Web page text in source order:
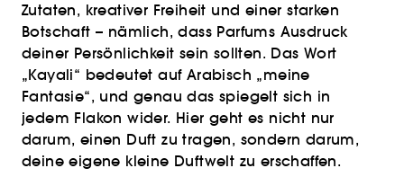
Zutaten, kreativer Freiheit und einer starken
Botschaft – nämlich, dass Parfums Ausdruck
deiner Persönlichkeit sein sollten. Das Wort
„Kayali“ bedeutet auf Arabisch „meine
Fantasie“, und genau das spiegelt sich in
jedem Flakon wider. Hier geht es nicht nur
darum, einen Duft zu tragen, sondern darum,
deine eigene kleine Duftwelt zu erschaffen.